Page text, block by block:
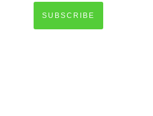
SUBSCRIBE